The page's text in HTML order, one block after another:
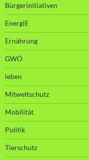
Bürgerinitiativen
EnergiE
Ernährung
GWÖ
leben
Mitweltschutz
Mobilität
Politik
Tierschutz